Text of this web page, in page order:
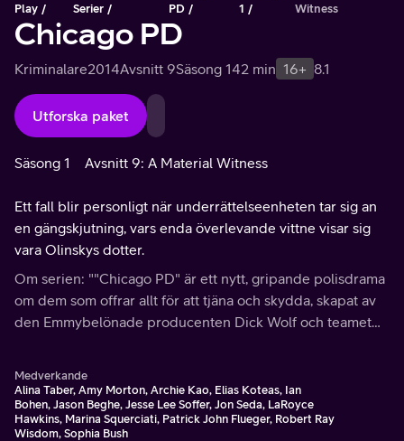
Play
Serier
PD
1
Witness
Chicago PD
Kriminalare2014Avsnitt 9Säsong 142 min 16+ 8.1
Utforska paket
Säsong 1 Avsnitt 9: A Material Witness
Ett fall blir personligt när underrättelseenheten tar sig an
en gängskjutning, vars enda överlevande vittne visar sig
vara Olinskys dotter.
Om serien: ""Chicago PD" är ett nytt, gripande polisdrama
om dem som offrar allt för att tjäna och skydda, skapat av
den Emmybelönade producenten Dick Wolf och teamet
Medverkande
Alina Taber, Amy Morton, Archie Kao, Elias Koteas, Ian
Bohen, Jason Beghe, Jesse Lee Soffer, Jon Seda, LaRoyce
Hawkins, Marina Squerciati, Patrick John Flueger, Robert Ray
Wisdom, Sophia Bush